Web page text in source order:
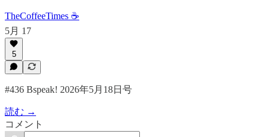
TheCoffeeTimes ☕
5月 17
5
#436 Bspeak! 2026年5月18日号
読む →
コメント